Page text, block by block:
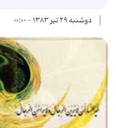
دوشنبه ۲۹ تیر ۱۳۸۳ - ۰۰:۰۰